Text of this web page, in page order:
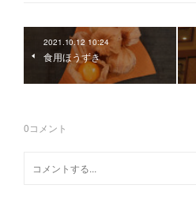
2021.10.12 10:24
食用ほうずき
0コメント